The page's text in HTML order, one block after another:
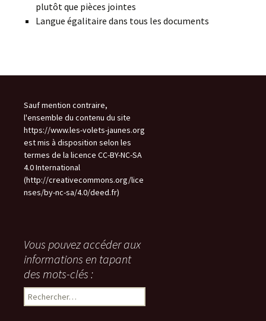
plutôt que pièces jointes
Langue égalitaire dans tous les documents
Sauf mention contraire,
l'ensemble du contenu du site
https://www.les-volets-jaunes.org
est mis à disposition selon les
termes de la licence CC-BY-NC-SA
4.0 International
(http://creativecommons.org/lice
nses/by-nc-sa/4.0/deed.fr)
Vous pouvez accéder aux
informations en tapant
des mots-clés :
Rechercher :